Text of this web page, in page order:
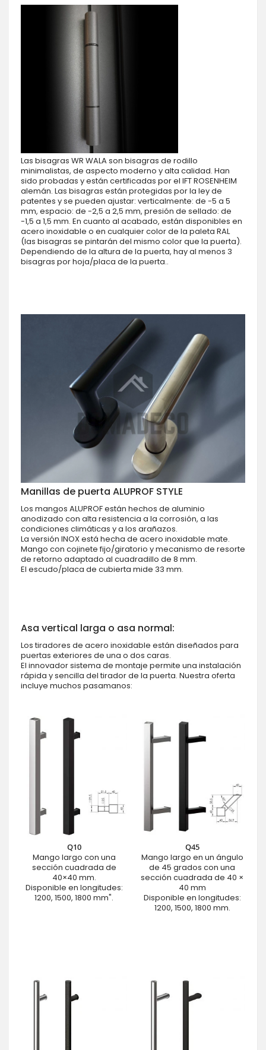
Las bisagras WR WALA son bisagras de rodillo
minimalistas, de aspecto moderno y alta calidad. Han
sido probadas y están certificadas por el IFT ROSENHEIM
alemán. Las bisagras están protegidas por la ley de
patentes y se pueden ajustar: verticalmente: de -5 a 5
mm, espacio: de -2,5 a 2,5 mm, presión de sellado: de
-1,5 a 1,5 mm. En cuanto al acabado, están disponibles en
acero inoxidable o en cualquier color de la paleta RAL
(las bisagras se pintarán del mismo color que la puerta).
Dependiendo de la altura de la puerta, hay al menos 3
bisagras por hoja/placa de la puerta..
Manillas de puerta ALUPROF STYLE
Los mangos ALUPROF están hechos de aluminio
anodizado con alta resistencia a la corrosión, a las
condiciones climáticas y a los arañazos.
La versión INOX está hecha de acero inoxidable mate.
Mango con cojinete fijo/giratorio y mecanismo de resorte
de retorno adaptado al cuadradillo de 8 mm.
El escudo/placa de cubierta mide 33 mm.
Asa vertical larga o asa normal:
Los tiradores de acero inoxidable están diseñados para
puertas exteriores de una o dos caras.
El innovador sistema de montaje permite una instalación
rápida y sencilla del tirador de la puerta. Nuestra oferta
incluye muchos pasamanos:
Q10
Mango largo con una
sección cuadrada de
40×40 mm.
Disponible en longitudes:
1200, 1500, 1800 mm".
Q45
Mango largo en un ángulo
de 45 grados con una
sección cuadrada de 40 ×
40 mm
Disponible en longitudes:
1200, 1500, 1800 mm.